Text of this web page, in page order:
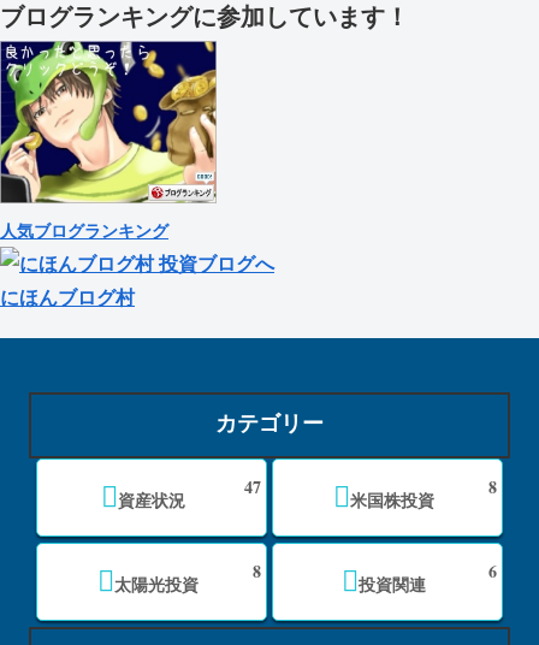
ブログランキングに参加しています！
人気ブログランキング
にほんブログ村
カテゴリー
資産状況
47
米国株投資
8
太陽光投資
8
投資関連
6